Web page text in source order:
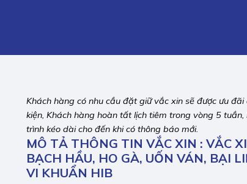
Khách hàng có nhu cầu đặt giữ vắc xin sẽ được ưu
kiện, Khách hàng hoàn tất lịch tiêm trong vòng 5
trình kéo dài cho đến khi có thông báo mới.
MÔ TẢ THÔNG TIN VẮC XIN : VẮC
BẠCH HẦU, HO GÀ, UỐN VÁN, BẠI
VI KHUẨN HIB